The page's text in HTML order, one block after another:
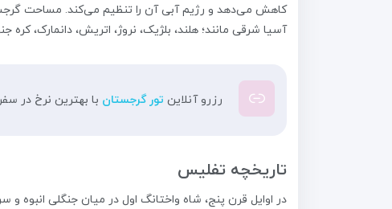
آسیا شرقی مانند‎؛ ‎هلند، ‎بلژیک، نروژ،‎ اتریش، دانمارک‎، کره جنوبی، ارمنستان، کرواسی، ‏اسلونی، استونی، لتونی و لیتوانی بزرگتر است.
رزرو آنلاین تور گرجستان با بهترین نرخ در سفر 366
تاریخچه تفلیس
در اوایل قرن پنج، شاه واختانگ اول در میان جنگلی